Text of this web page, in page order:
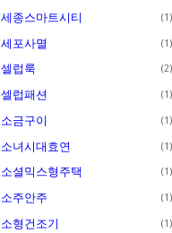
세종스마트시티 1
세포사멸 1
셀럽룩 2
셀럽패션 1
소금구이 1
소녀시대효연 1
소셜믹스형주택 1
소주안주 1
소형건조기 1